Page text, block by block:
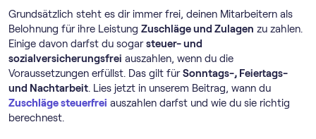
Grundsätzlich steht es dir immer frei, deinen Mitarbeitern als
Belohnung für ihre Leistung Zuschläge und Zulagen zu zahlen.
Einige davon darfst du sogarsteuer- und
sozialversicherungsfrei auszahlen, wenn du die
Voraussetzungen erfüllst. Das gilt fürSonntags-, Feiertags-
und Nachtarbeit. Lies jetzt in unserem Beitrag, wann du
Zuschläge steuerfrei auszahlen darfst und wie du sie richtig
berechnest.